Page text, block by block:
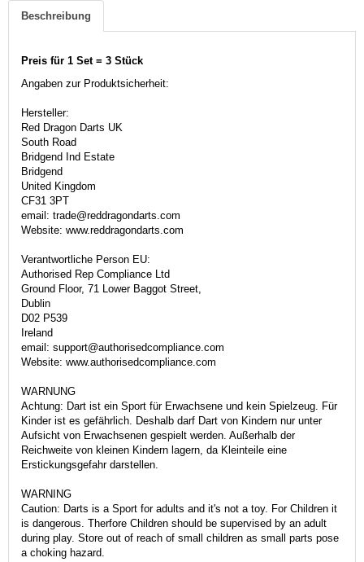
Beschreibung
Preis für 1 Set = 3 Stück
Angaben zur Produktsicherheit:
Hersteller:
Red Dragon Darts UK
South Road
Bridgend Ind Estate
Bridgend
United Kingdom
CF31 3PT
email: trade@reddragondarts.com
Website: www.reddragondarts.com
Verantwortliche Person EU:
Authorised Rep Compliance Ltd
Ground Floor, 71 Lower Baggot Street,
Dublin
D02 P539
Ireland
email: support@authorisedcompliance.com
Website: www.authorisedcompliance.com
WARNUNG
Achtung: Dart ist ein Sport für Erwachsene und kein Spielzeug. Für
Kinder ist es gefährlich. Deshalb darf Dart von Kindern nur unter
Aufsicht von Erwachsenen gespielt werden. Außerhalb der
Reichweite von kleinen Kindern lagern, da Kleinteile eine
Erstickungsgefahr darstellen.
WARNING
Caution: Darts is a Sport for adults and it's not a toy. For Children it
is dangerous. Therfore Children should be supervised by an adult
during play. Store out of reach of small children as small parts pose
a choking hazard.